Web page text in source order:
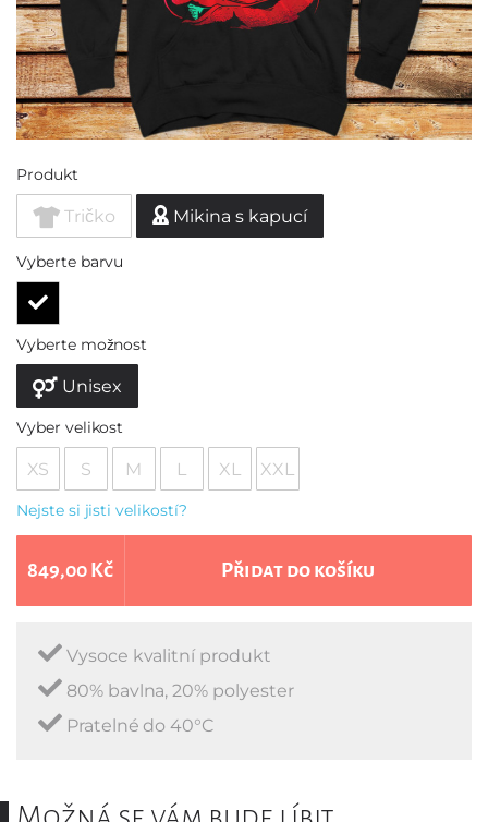
Produkt
Tričko Mikina s kapucí
Vyberte barvu
Vyberte možnost
Unisex
Vyber velikost
XS S M L XL XXL
Nejste si jisti velikostí?
849,00 Kč Přidat do košíku
Vysoce kvalitní produkt
80% bavlna, 20% polyester
Pratelné do 40°C